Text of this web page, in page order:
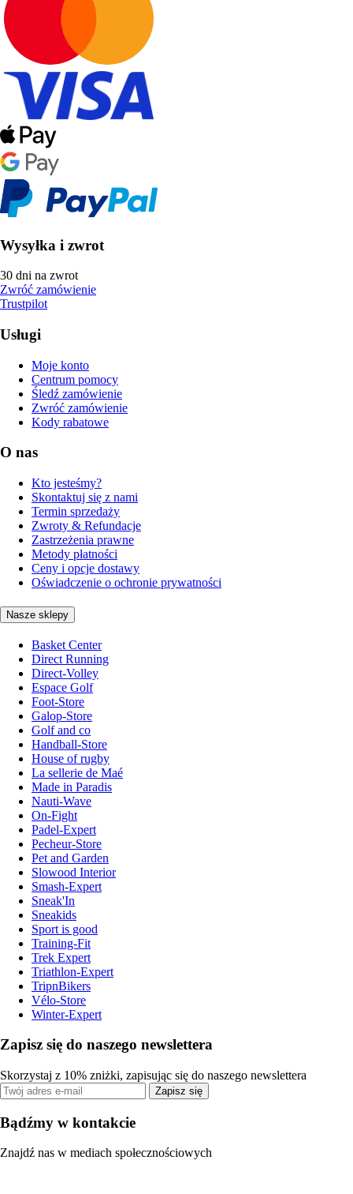
Wysyłka i zwrot
30 dni na zwrot
Zwróć zamówienie
Trustpilot
Usługi
Moje konto
Centrum pomocy
Śledź zamówienie
Zwróć zamówienie
Kody rabatowe
O nas
Kto jesteśmy?
Skontaktuj się z nami
Termin sprzedaży
Zwroty & Refundacje
Zastrzeżenia prawne
Metody płatności
Ceny i opcje dostawy
Oświadczenie o ochronie prywatności
Nasze sklepy
Basket Center
Direct Running
Direct-Volley
Espace Golf
Foot-Store
Galop-Store
Golf and co
Handball-Store
House of rugby
La sellerie de Maé
Made in Paradis
Nauti-Wave
On-Fight
Padel-Expert
Pecheur-Store
Pet and Garden
Slowood Interior
Smash-Expert
Sneak'In
Sneakids
Sport is good
Training-Fit
Trek Expert
Triathlon-Expert
TripnBikers
Vélo-Store
Winter-Expert
Zapisz się do naszego newslettera
Skorzystaj z 10% zniżki, zapisując się do naszego newslettera
Zapisz się
Bądźmy w kontakcie
Znajdź nas w mediach społecznościowych